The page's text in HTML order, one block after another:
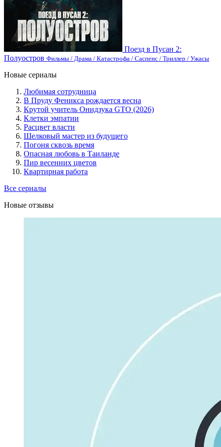
Поезд в Пусан 2:
Полуостров Фильмы / Драма / Катастрофа / Саспенс / Триллер / Ужасы
Новые сериалы
Любимая сотрудница
В Пруду Феникса рождается весна
Крутой учитель Онидзука GTO (2026)
Клетки эмпатии
Расцвет власти
Шелковый мастер из будущего
Погоня сквозь время
Опасная любовь в Таиланде
Пир весенних цветов
Квартирная работа
Все сериалы
Новые отзывы